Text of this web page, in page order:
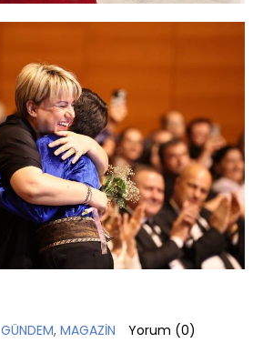
GÜNDEM, MAGAZİN Yorum (0)